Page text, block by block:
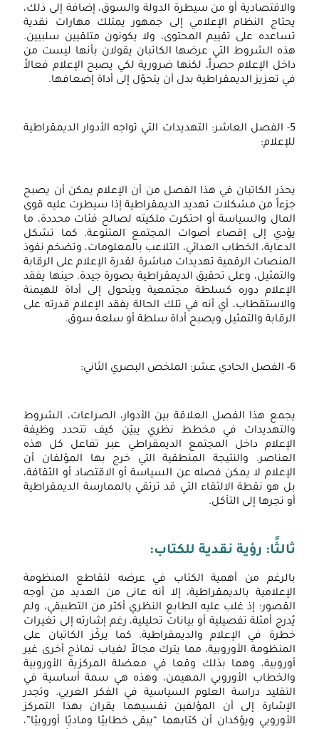
والاقتصادية أو من سيطرة الدولة والسوق، إضافة إلى ذلك،
يحتاج النظام الإعلامي إلى جمهور يمتلك مهارات نقدية
تساعده على تقييم المحتوى، ولا يكونون متلقيين سلبيين.
هذه الشروط التي عرضها الكاتبان يقولان بأنها ليست من
داخل الإعلام حصراً، لكنها ضرورية لكي يصبح الإعلام فعالاً
في تعزيز الديمقراطية بدل أن يتحوّل إلى أداة إضعافها.
5- الفصل العاشر: التهديدات التي تواجه الأدوار الديمقراطية
للإعلام:
يحذر الكاتبان في هذا الفصل من أن الإعلام يمكن أن يصبح
جزءاً من مشكلات تهديد الديمقراطية إذا سيطرت عليه قوى
المال والسياسة أو احتكرت ملكيته لصالح فئات محددة، ما
يؤدي إلى إقصاء أصوات المجتمع المتنوعة. كما تشكل
الدعاية، الخطاب العدائي، التلاعب بالمعلومات، وتضخم نفوذ
المنصات الرقمية تهديدات مباشرة لقدرة الإعلام على الرقابة
والتمثيل، وعلى تحقيق الديمقراطية بصورة جيدة. حينها يفقد
الإعلام دوره كسلطة مجتمعية ويتحول إلى أداة للهيمنة
والاستقطاب، أي أنه في تلك الحالة يفقد الإعلام قدرته على
الرقابة والتمثيل ويصبح أداة سلطة أو سلعة سوق.
6- الفصل الحادي عشر: الملخص البصري الثاني:
يجمع هذا الفصل العلاقة بين الأدوار، الصراعات، الشروط
والتهديدات في مخطط نظري يبيّن كيف تتحدد وظيفة
الإعلام داخل المجتمع الديمقراطي عبر تفاعل كل هذه
العناصر. والنتيجة المنطقية التي خرج بها المؤلفان أن
الإعلام لا يمكن فصله عن السياسة أو الاقتصاد أو الثقافة،
بل هو نقطة الالتقاء التي قد ترتقي بالممارسة الديمقراطية
أو تجرها إلى التآكل.
ثالثًا: رؤية نقدية للكتاب:
بالرغم من أهمية الكتاب في عرضه لتقاطع المنظومة
الإعلامية بالديمقراطية، إلا أنه عانى من العديد من أوجه
القصور؛ إذ غلب عليه الطابع النظري أكثر من التطبيقي، ولم
يُدرج أمثلة تفصيلية أو بيانات تحليلية، رغم إشارته إلى تغيرات
خطرة في الإعلام والديمقراطية. كما يركّز الكاتبان على
المنظومة الأوروبية، مما يترك مجالاً لغياب نماذج أخرى غير
أوروبية، وهما بذلك وقعا في معضلة المركزية الأوروبية
والخطاب الأوروبي المهيمن، وهذه هي سمة أساسية في
التقليد دراسة العلوم السياسية في الفكر الغربي. وتجدر
الإشارة إلى أن المؤلفين نفسيهما يقران بهذا التمركز
الأوروبي ويؤكدان أن كتابهما “يبقى خطابيًا وماديًا أوروبيًا”،